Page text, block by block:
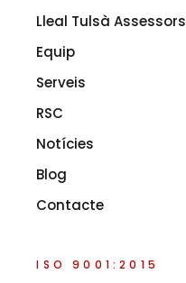
Lleal Tulsà Assessors
Equip
Serveis
RSC
Notícies
Blog
Contacte
ISO 9001:2015